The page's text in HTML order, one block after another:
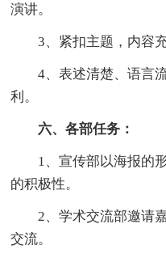
演讲。
3、紧扣主题，内容充
4、表述清楚、语言流
利。
六、各部任务：
1、宣传部以海报的形
的积极性。
2、学术交流部邀请嘉
交流。